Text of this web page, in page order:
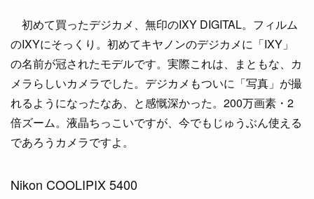
初めて買ったデジカメ、無印のIXY DIGITAL。フィルム
のIXYにそっくり。初めてキヤノンのデジカメに「IXY」
の名前が冠されたモデルです。実際これは、まともな、カ
メラらしいカメラでした。デジカメもついに「写真」が撮
れるようになったなあ、と感慨深かった。200万画素・2
倍ズーム。液晶ちっこいですが、今でもじゅうぶん使える
であろうカメラですよ。
Nikon COOLIPIX 5400